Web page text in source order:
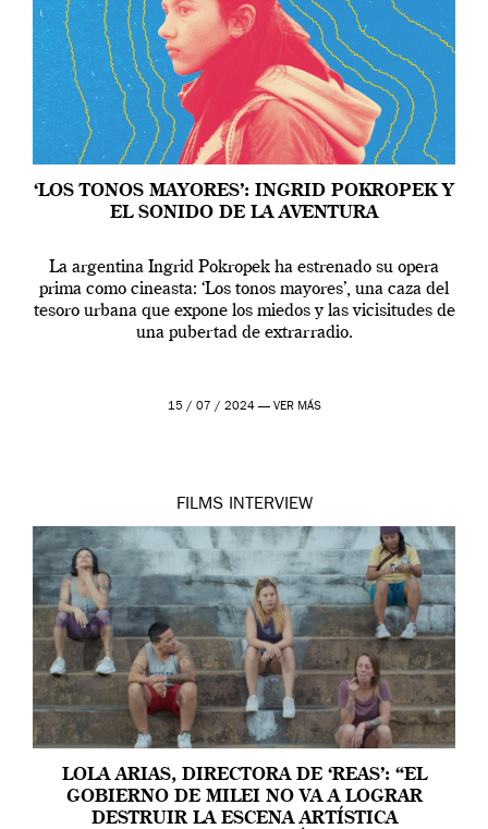
‘LOS TONOS MAYORES’: INGRID POKROPEK Y
EL SONIDO DE LA AVENTURA
La argentina Ingrid Pokropek ha estrenado su opera
prima como cineasta: ‘Los tonos mayores’, una caza del
tesoro urbana que expone los miedos y las vicisitudes de
una pubertad de extrarradio.
15 / 07 / 2024 — VER MÁS
FILMS INTERVIEW
LOLA ARIAS, DIRECTORA DE ‘REAS’: “EL
GOBIERNO DE MILEI NO VA A LOGRAR
DESTRUIR LA ESCENA ARTÍSTICA